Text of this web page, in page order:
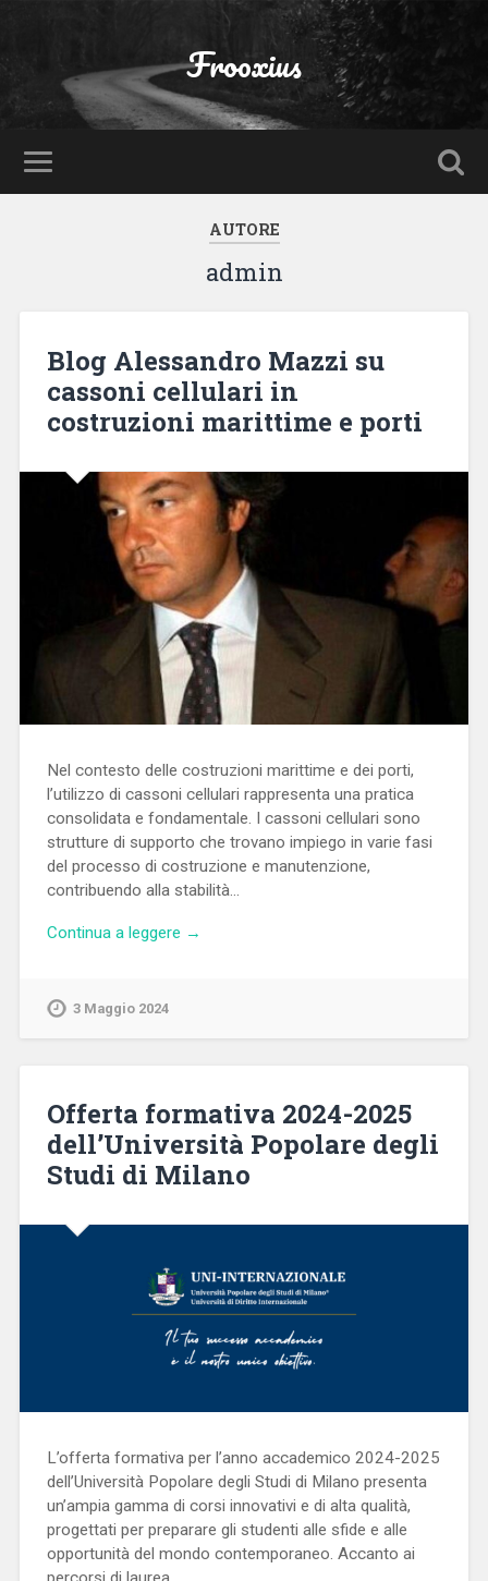
Frooxius
AUTORE
admin
Blog Alessandro Mazzi su
cassoni cellulari in
costruzioni marittime e porti
Nel contesto delle costruzioni marittime e dei porti,
l’utilizzo di cassoni cellulari rappresenta una pratica
consolidata e fondamentale. I cassoni cellulari sono
strutture di supporto che trovano impiego in varie fasi
del processo di costruzione e manutenzione,
contribuendo alla stabilità…
Continua a leggere →
3 Maggio 2024
Offerta formativa 2024-2025
dell’Università Popolare degli
Studi di Milano
L’offerta formativa per l’anno accademico 2024-2025
dell’Università Popolare degli Studi di Milano presenta
un’ampia gamma di corsi innovativi e di alta qualità,
progettati per preparare gli studenti alle sfide e alle
opportunità del mondo contemporaneo. Accanto ai